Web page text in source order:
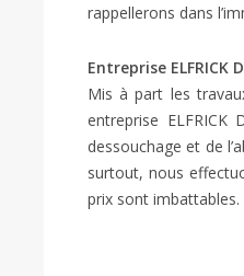
rappellerons dans
Entreprise ELFRICK
Mis à part les
entreprise
dessouchage et de
surtout, nous
prix sont